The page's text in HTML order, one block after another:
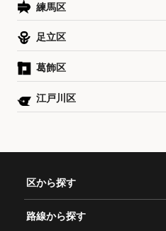
練馬区
足立区
葛飾区
江戸川区
区から探す
路線から探す